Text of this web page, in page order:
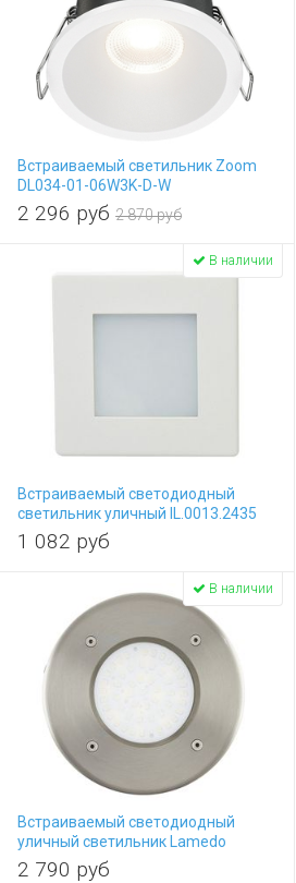
Встраиваемый светильник Zoom
DL034-01-06W3K-D-W
2 296 руб 2 870 руб
Встраиваемый светодиодный
светильник уличный IL.0013.2435
1 082 руб
В наличии
Встраиваемый светодиодный
уличный светильник Lamedo
93482
2 790 руб
В наличии